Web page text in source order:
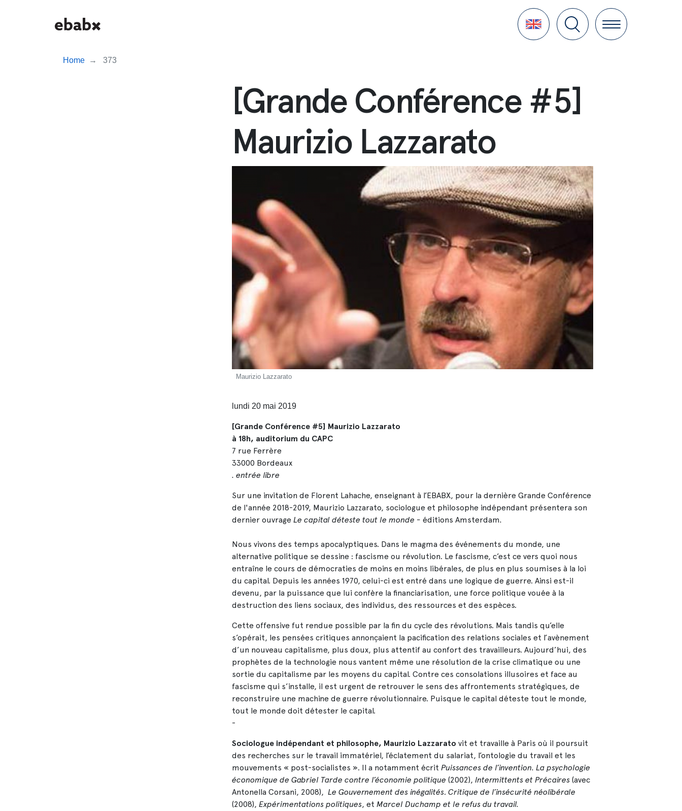
Language
Home 373
[Grande Conférence #5]
Maurizio Lazzarato
Maurizio Lazzarato
lundi 20 mai 2019
[Grande Conférence #5] Maurizio Lazzarato
à 18h, auditorium du CAPC
7 rue Ferrère
33000 Bordeaux
. entrée libre
Sur une invitation de Florent Lahache, enseignant à l’EBABX, pour la dernière Grande Conférence
de l'année 2018-2019, Maurizio Lazzarato, sociologue et philosophe indépendant présentera son
dernier ouvrageLe capital déteste tout le monde -éditions Amsterdam.
Nous vivons des temps apocalyptiques. Dans le magma des événements du monde, une
alternative politique se dessine : fascisme ou révolution. Le fascisme, c’est ce vers quoi nous
entraîne le cours de démocraties de moins en moins libérales, de plus en plus soumises à la loi
du capital. Depuis les années 1970, celui-ci est entré dans une logique de guerre. Ainsi est-il
devenu, par la puissance que lui confère la financiarisation, une force politique vouée à la
destruction des liens sociaux, des individus, des ressources et des espèces.
Cette offensive fut rendue possible par la fin du cycle des révolutions. Mais tandis qu’elle
s’opérait, les pensées critiques annonçaient la pacification des relations sociales et l’avènement
d’un nouveau capitalisme, plus doux, plus attentif au confort des travailleurs. Aujourd’hui, des
prophètes de la technologie nous vantent même une résolution de la crise climatique ou une
sortie du capitalisme par les moyens du capital. Contre ces consolations illusoires et face au
fascisme qui s’installe, il est urgent de retrouver le sens des affrontements stratégiques, de
reconstruire une machine de guerre révolutionnaire. Puisque le capital déteste tout le monde,
tout le monde doit détester le capital.
-
Sociologue indépendant et philosophe, Maurizio Lazzarato vit et travaille à Paris où il poursuit
des recherches sur le travail immatériel, l’éclatement du salariat, l’ontologie du travail et les
mouvements « post-socialistes ». Il a notamment écritPuissances de l’invention. La psychologie
économique de Gabriel Tarde contre l’économie politique (2002),Intermittents et Précaires(avec
Antonella Corsani, 2008),Le Gouvernement des inégalités. Critique de l’insécurité néolibérale
(2008),Expérimentations politiques, et Marcel Duchamp et le refus du travail.